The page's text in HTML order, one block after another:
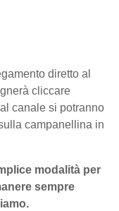
diretto al
cliccare
canale si potranno
campanellina in
modalità per
sempre